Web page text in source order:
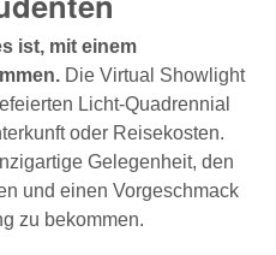
ist, mit einem
Die Virtual Showlight
Licht-Quadrennial
oder Reisekosten.
Gelegenheit, den
und einen Vorgeschmack
zu bekommen.